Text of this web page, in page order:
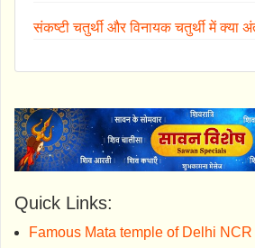
संकष्टी चतुर्थी और विनायक चतुर्थी में क्या
Quick Links:
Famous Mata temple of Delhi NCR